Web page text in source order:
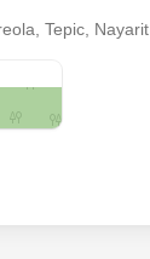
Tepic, Nayarit